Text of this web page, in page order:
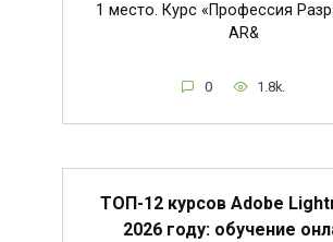
1 место. Курс «Профессия
AR&
0 1.8k.
ТОП-12 курсов Adobe
2026 году: обучение